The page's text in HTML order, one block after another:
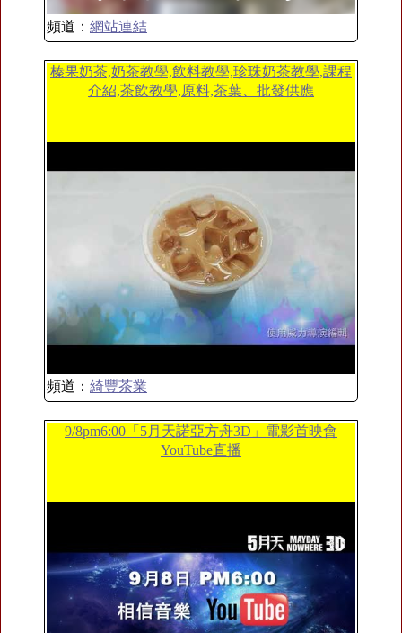
頻道： 網站連結
榛果奶茶,奶茶教學,飲料教學,珍珠奶茶教學,課程
介紹,茶飲教學,原料,茶葉、批發供應
頻道： 綺豐茶業
9/8pm6:00「5月天諾亞方舟3D」電影首映會
YouTube直播